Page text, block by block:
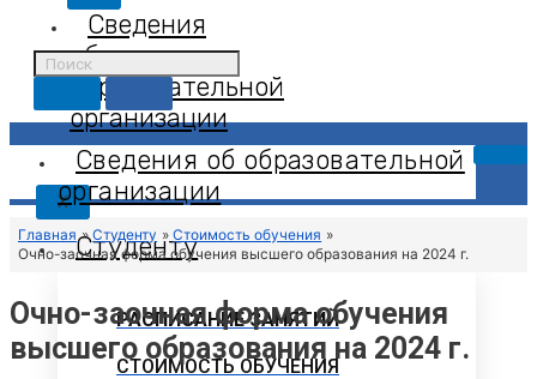
Сведения
об
образовательной
организации
X
Сведения об образовательной
организации
Студенту
РАСПИСАНИЕ ЗАНЯТИЙ
СТОИМОСТЬ ОБУЧЕНИЯ
Главная Студенту
Стоимость обучения
Очно-заочная форма обучения высшего образования на 2024 г.
Очно-заочная форма обучения
высшего образования на 2024 г.